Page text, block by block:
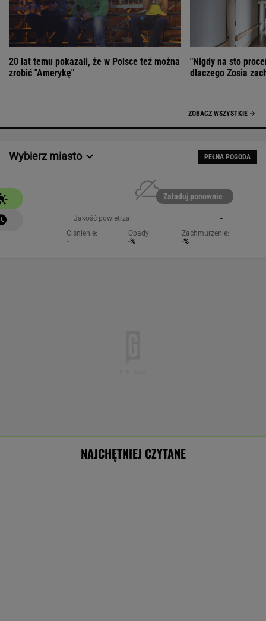
20 lat temu pokazali, że w Polsce też można
zrobić "Amerykę"
"Nigdy na sto
dlaczego Zosia
ZOBACZ WSZYSTKIE
Wybierz miasto PEŁNA POGODA
Załaduj ponownie
Jakość powietrza:
-
Ciśnienie:
-
Opady:
-%
Zachmurzenie:
-%
NAJCHĘTNIEJ CZYTANE